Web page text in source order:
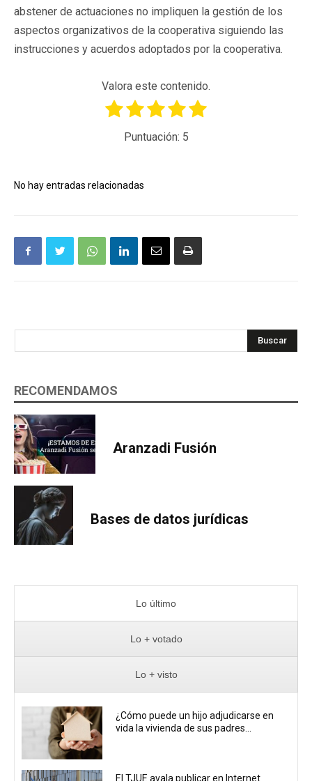
abstener de actuaciones no impliquen la gestión de los
aspectos organizativos de la cooperativa siguiendo las
instrucciones y acuerdos adoptados por la cooperativa.
Valora este contenido.
Puntuación: 5
No hay entradas relacionadas
Buscar
RECOMENDAMOS
Aranzadi Fusión
Bases de datos jurídicas
Lo último
Lo + votado
Lo + visto
¿Cómo puede un hijo adjudicarse en
vida la vivienda de sus padres...
El TJUE avala publicar en Internet